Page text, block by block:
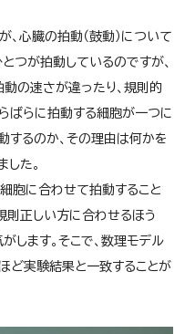
心臓の拍動（鼓動）について
つが拍動しているのですが、
の速さが違ったり、規則的
ばらに拍動する細胞が一つに
するのか、その理由は何かを
た。
胞に合わせて拍動すること
則正しい方に合わせるほう
します。そこで、数理モデル
ど実験結果と一致することが